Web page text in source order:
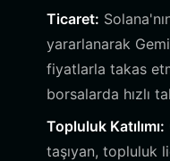
Ticaret:
yararlanarak
fiyatlarla takas
borsalarda hızlı
Topluluk Katılımı:
taşıyan, topluluk